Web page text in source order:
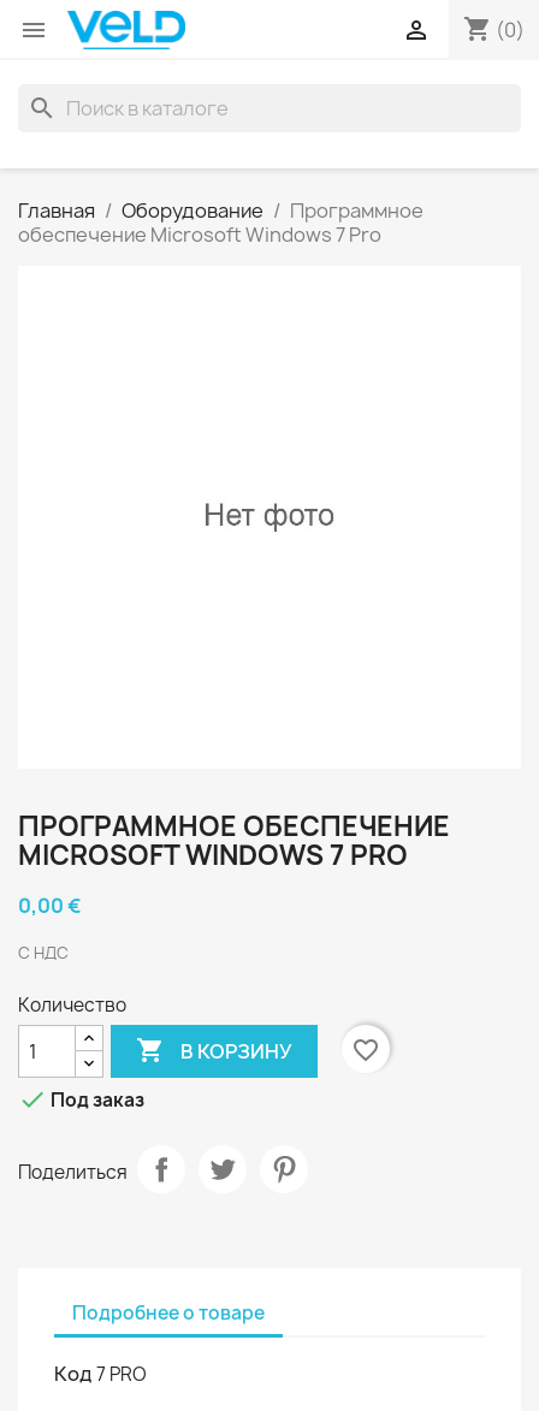
 shopping_cart (0)

search
Главная Оборудование
Программное
обеспечение Microsoft Windows 7 Pro
ПРОГРАММНОЕ ОБЕСПЕЧЕНИЕ
MICROSOFT WINDOWS 7 PRO
0,00 €
С НДС
Количество
 В КОРЗИНУ
favorite_border
 Под заказ
Поделиться
Подробнее о товаре
Код7 PRO